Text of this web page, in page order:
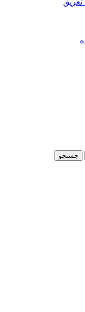
جستجو